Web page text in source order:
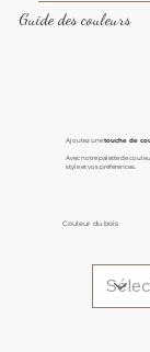
Guide des couleurs
Ajoutez unetouche de
Avec notre palette de
style et vos préférences.
Couleur du bois